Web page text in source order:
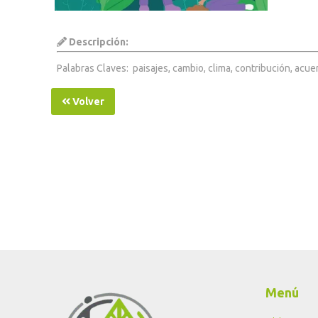
Descripción:
Palabras Claves: paisajes, cambio, clima, contribución,
Volver
Menú